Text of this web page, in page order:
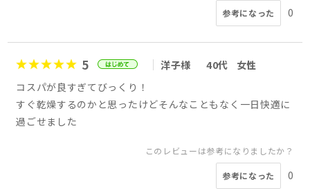
参考になった 0
5 洋子様 40代
女性
コスパが良すぎてびっくり！
すぐ乾燥するのかと思ったけどそんなこともなく一日快適に
過ごせました
このレビューは参考になりましたか？
参考になった 0